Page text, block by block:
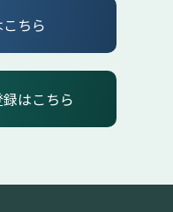
ちら
はこちら